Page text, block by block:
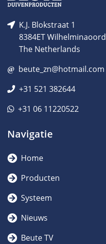
K.J. Blokstraat 1
8384ET Wilhelminaoord
The Netherlands
beute_zn@hotmail.com
+31 521 382644
+31 06 11220522
Navigatie
Home
Producten
Systeem
Nieuws
Beute TV